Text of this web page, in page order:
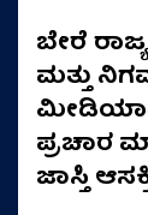
ಬೇರೆ
ಮತ್ತು
ಪ್ರಚಾರ
ಜಾಸ್ತಿ